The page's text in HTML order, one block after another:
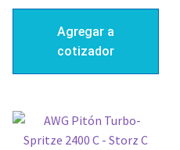
Agregar a
cotizador